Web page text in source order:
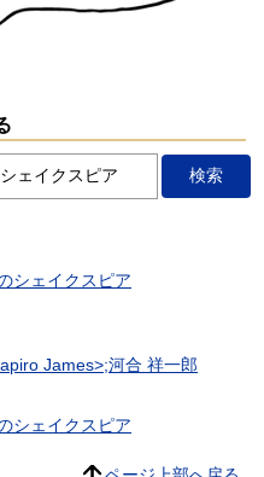
シェイクスピア
James>;河合 祥一郎
シェイクスピア